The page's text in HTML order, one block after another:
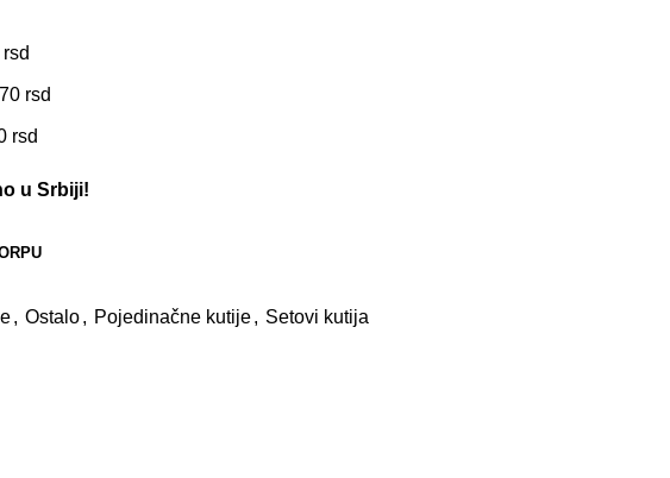
rsd
rsd
u Srbiji!
, Ostalo, Pojedinačne kutije, Setovi kutija